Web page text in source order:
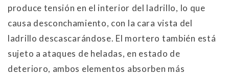
produce tensión en el interior del ladrillo, lo que
causa desconchamiento, con la cara vista del
ladrillo descascarándose. El mortero también está
sujeto a ataques de heladas, en estado de
deterioro, ambos elementos absorben más